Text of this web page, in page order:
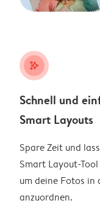
stars_plus
Schnell und
Smart Layouts
Spare Zeit und
Smart Layout-
um deine Fotos in
anzuordnen.